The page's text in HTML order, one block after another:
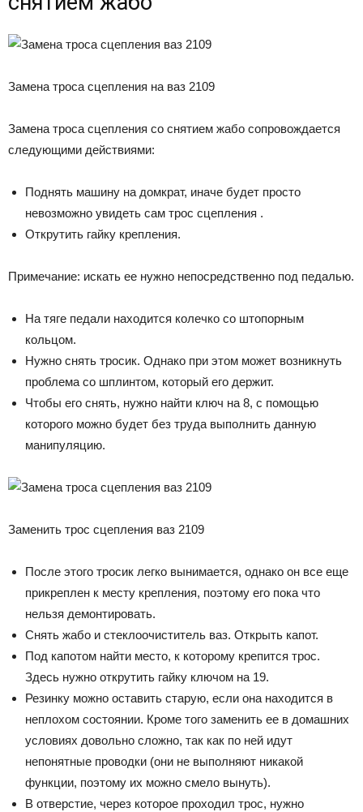
Замена троса сцепления на ваз 2109
Замена троса сцепления со снятием жабо сопровождается
следующими действиями:
Поднять машину на домкрат, иначе будет просто
невозможно увидеть сам трос сцепления .
Открутить гайку крепления.
Примечание: искать ее нужно непосредственно под педалью.
На тяге педали находится колечко со штопорным
кольцом.
Нужно снять тросик. Однако при этом может возникнуть
проблема со шплинтом, который его держит.
Чтобы его снять, нужно найти ключ на 8, с помощью
которого можно будет без труда выполнить данную
манипуляцию.
Заменить трос сцепления ваз 2109
После этого тросик легко вынимается, однако он все еще
прикреплен к месту крепления, поэтому его пока что
нельзя демонтировать.
Снять жабо и стеклоочиститель ваз. Открыть капот.
Под капотом найти место, к которому крепится трос.
Здесь нужно открутить гайку ключом на 19.
Резинку можно оставить старую, если она находится в
неплохом состоянии. Кроме того заменить ее в домашних
условиях довольно сложно, так как по ней идут
непонятные проводки (они не выполняют никакой
функции, поэтому их можно смело вынуть).
В отверстие, через которое проходил трос, нужно